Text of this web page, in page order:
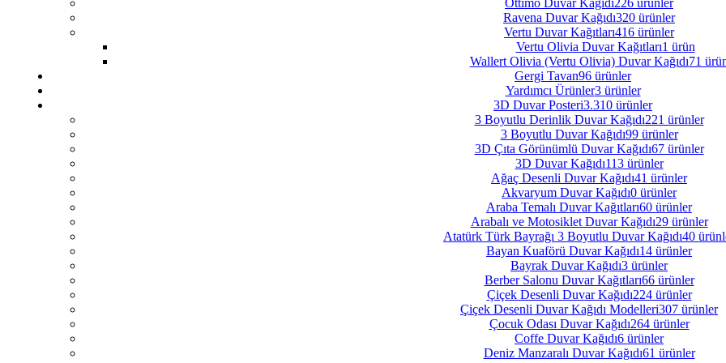
Ottimo Duvar Kağıdı226 ürünler
Ravena Duvar Kağıdı320 ürünler
Vertu Duvar Kağıtları416 ürünler
Vertu Olivia Duvar Kağıtları1 ürün
Wallert Olivia (Vertu Olivia) Duvar Kağıdı71
Gergi Tavan96 ürünler
Yardımcı Ürünler3 ürünler
3D Duvar Posteri3.310 ürünler
3 Boyutlu Derinlik Duvar Kağıdı221 ürünler
3 Boyutlu Duvar Kağıdı99 ürünler
3D Çıta Görünümlü Duvar Kağıdı67 ürünler
3D Duvar Kağıdı113 ürünler
Ağaç Desenli Duvar Kağıdı41 ürünler
Akvaryum Duvar Kağıdı0 ürünler
Araba Temalı Duvar Kağıtları60 ürünler
Arabalı ve Motosiklet Duvar Kağıdı29 ürünler
Atatürk Türk Bayrağı 3 Boyutlu Duvar Kağıdı40
Bayan Kuaförü Duvar Kağıdı14 ürünler
Bayrak Duvar Kağıdı3 ürünler
Berber Salonu Duvar Kağıtları66 ürünler
Çiçek Desenli Duvar Kağıdı224 ürünler
Çiçek Desenli Duvar Kağıdı Modelleri307 ürünler
Çocuk Odası Duvar Kağıdı264 ürünler
Coffe Duvar Kağıdı6 ürünler
Deniz Manzaralı Duvar Kağıdı61 ürünler